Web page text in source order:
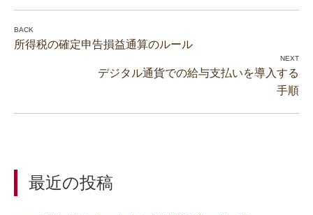
所得税の確定申告損益通算のルール
デジタル通貨での給与支払いを導入する
手順
最近の投稿